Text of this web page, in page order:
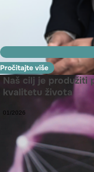
Pročitajte više
Naš cilj je produžiti
kvalitetu života
01/2026